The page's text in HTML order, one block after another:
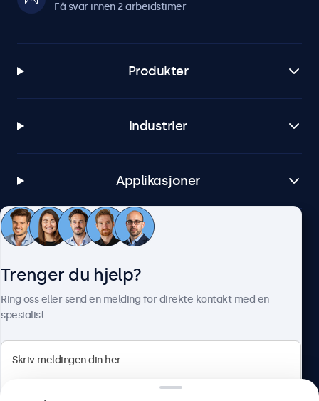
Få svar innen 2 arbeidstimer
Produkter
Industrier
Applikasjoner
Kundeservice
Trenger du hjelp?
Ring oss eller send en melding for direkte kontakt med en
spesialist.